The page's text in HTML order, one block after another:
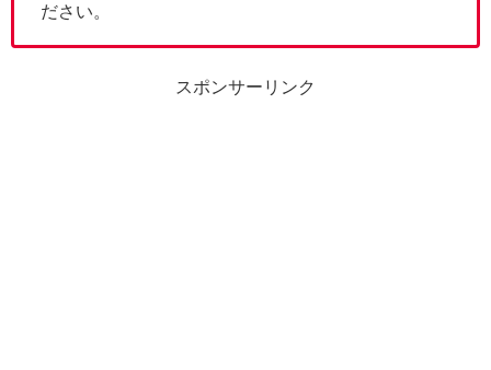
ださい。
スポンサーリンク